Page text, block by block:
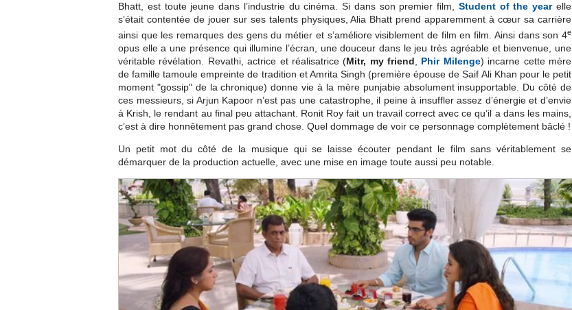
Bhatt, est toute jeune dans l’industrie du cinéma. Si dans son premier film, Student of the yearelle
s’était contentée de jouer sur ses talents physiques, Alia Bhatt prend apparemment à cœur sa carrière
ainsi que les remarques des gens du métier et s’améliore visiblement de film en film. Ainsi dans son 4e
opus elle a une présence qui illumine l’écran, une douceur dans le jeu très agréable et bienvenue, une
véritable révélation. Revathi, actrice et réalisatrice (Mitr, my friend Phir Milenge) incarne cette mère
de famille tamoule empreinte de tradition et Amrita Singh (première épouse de Saif Ali Khan pour le petit
moment "gossip" de la chronique) donne vie à la mère punjabie absolument insupportable. Du côté de
ces messieurs, si Arjun Kapoor n’est pas une catastrophe, il peine à insuffler assez d’énergie et d’envie
à Krish, le rendant au final peu attachant. Ronit Roy fait un travail correct avec ce qu’il a dans les mains,
c’est à dire honnêtement pas grand chose. Quel dommage de voir ce personnage complètement bâclé !
Un petit mot du côté de la musique qui se laisse écouter pendant le film sans véritablement se
démarquer de la production actuelle, avec une mise en image toute aussi peu notable.